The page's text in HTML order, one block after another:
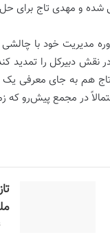
شده و مهدی تاج برای
مدیریت خود با
در نقش دبیرکل را
تاج هم به جای
تمدید می‌کند تا احتمالاً